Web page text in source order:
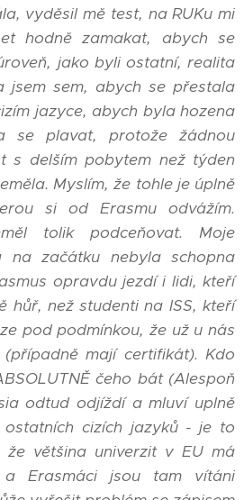
vyděsil mě test, na RUKu mi
hodně zamakat, abych se
jako byli ostatní, realita
jsem sem, abych se přestala
jazyce, abych byla hozena
se plavat, protože žádnou
s delším pobytem než týden
Myslím, že tohle je úplně
si od Erasmu odvážím.
tolik podceňovat. Moje
na začátku nebyla schopna
opravdu jezdí i lidi, kteří
hůř, než studenti na ISS, kteří
pod podmínkou, že už u nás
mají certifikát). Kdo
čeho bát (Alespoň
odtud odjíždí a mluví uplně
cizích jazyků - je to
že většina univerzit v EU má
Erasmáci jsou tam vítáni